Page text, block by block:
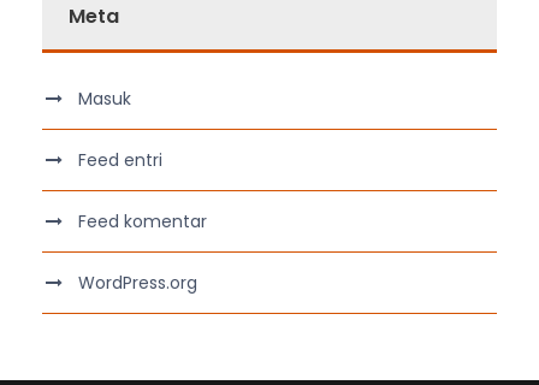
Meta
Masuk
Feed entri
Feed komentar
WordPress.org